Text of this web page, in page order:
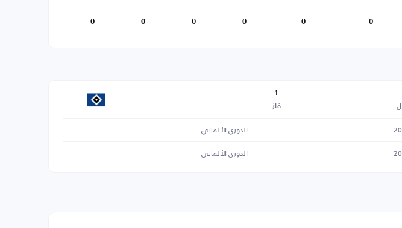
0
0
0
0
0
0
1
فاز
الدوري الألماني
الدوري الألماني